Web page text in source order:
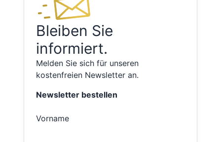
Bleiben Sie
informiert.
Melden Sie sich für unseren
kostenfreien Newsletter an.